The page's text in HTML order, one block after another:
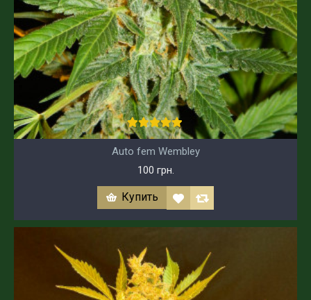
Auto fem Wembley
100 грн.
Купить